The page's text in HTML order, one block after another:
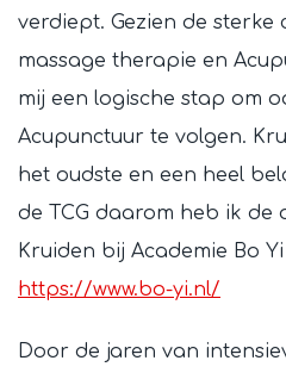
verdiept. Gezien de sterke
massage therapie en
mij een logische stap om
Acupunctuur te volgen.
het oudste en een heel
de TCG daarom heb ik de
Kruiden bij Academie Bo
https://www.bo-yi.nl/
Door de jaren van